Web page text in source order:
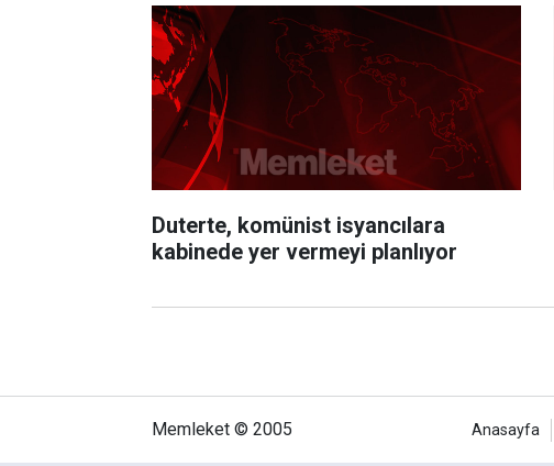
Duterte, komünist isyancılara
kabinede yer vermeyi planlıyor
Memleket © 2005 Anasayfa